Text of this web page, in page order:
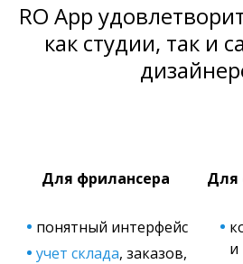
RO App
как студии, так и
Для фрилансера
понятный интерфейс
учет склада, заказов,
Для
и